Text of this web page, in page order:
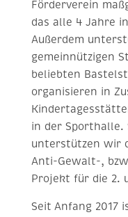
Förderverein
das alle 4 Jahre
Außerdem
gemeinnützigen
beliebten
organisieren in
in der Sporthalle.
unterstützen wir
Anti-Gewalt-,
Projekt für die 2.
Seit Anfang 2017